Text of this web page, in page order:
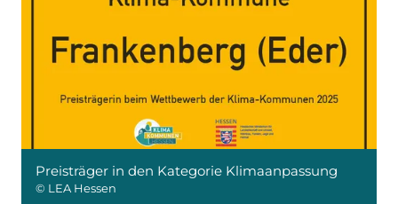
Preisträger in den Kategorie Klimaanpassung
© LEA Hessen